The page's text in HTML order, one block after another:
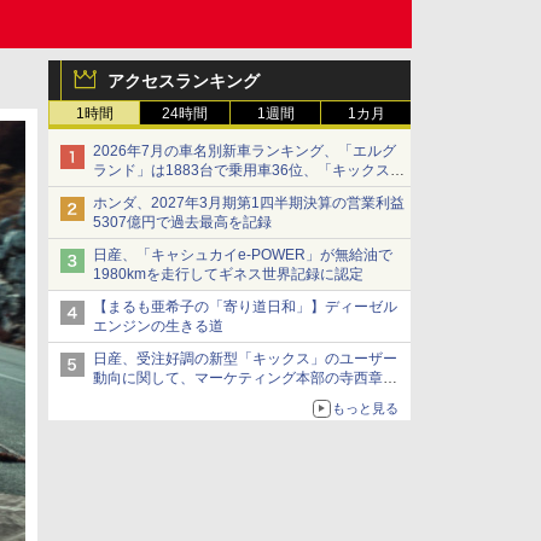
アクセスランキング
1時間 24時間 1週間 1カ月
2026年7月の車名別新車ランキング、「エルグ
ランド」は1883台で乗用車36位、「キックス」
は2591台で27位に
ホンダ、2027年3月期第1四半期決算の営業利益
5307億円で過去最高を記録
日産、「キャシュカイe-POWER」が無給油で
1980kmを走行してギネス世界記録に認定
【まるも亜希子の「寄り道日和」】ディーゼル
エンジンの生きる道
日産、受注好調の新型「キックス」のユーザー
動向に関して、マーケティング本部の寺西章氏
もっと見る